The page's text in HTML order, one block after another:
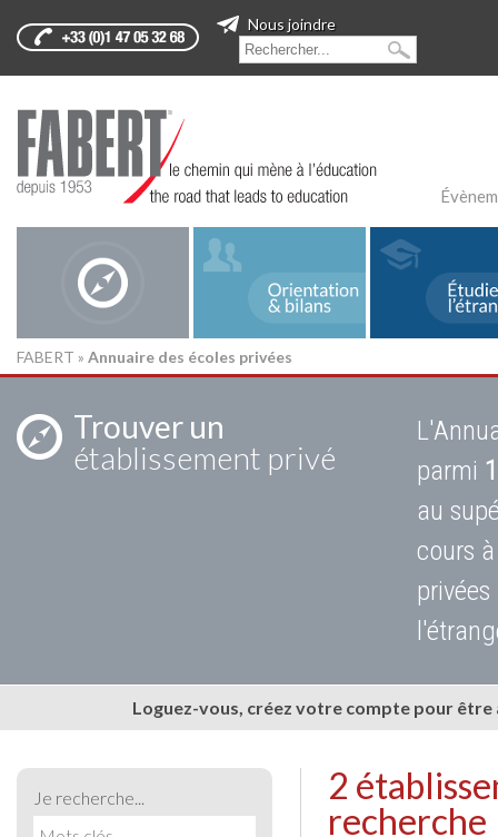
Nous joindre
FABERT » Annuaire des écoles privées
Trouver un
établissement privé
parmi
au
cours
Loguez-vous, créez votre compte pour
Je recherche...
2
recherche